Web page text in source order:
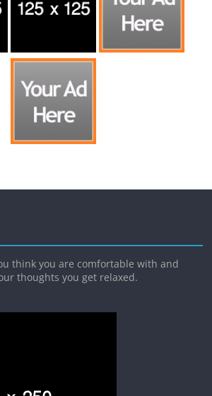
think you are comfortable with and
thoughts you get relaxed.